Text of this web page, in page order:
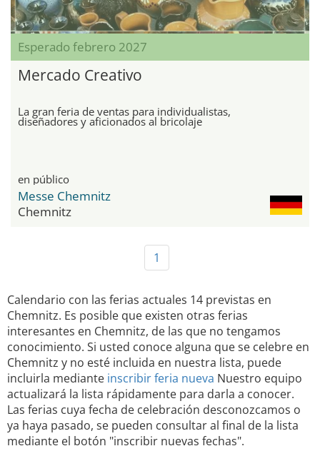
Esperado febrero 2027
Mercado Creativo
La gran feria de ventas para individualistas,
diseñadores y aficionados al bricolaje
en público
Messe Chemnitz
Chemnitz
1
Calendario con las ferias actuales 14 previstas en
Chemnitz. Es posible que existen otras ferias
interesantes en Chemnitz, de las que no tengamos
conocimiento. Si usted conoce alguna que se celebre en
Chemnitz y no esté incluida en nuestra lista, puede
incluirla mediante inscribir feria nueva Nuestro equipo
actualizará la lista rápidamente para darla a conocer.
Las ferias cuya fecha de celebración desconozcamos o
ya haya pasado, se pueden consultar al final de la lista
mediante el botón "inscribir nuevas fechas".